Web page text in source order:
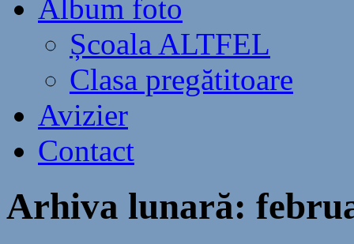
Album foto
Școala ALTFEL
Clasa pregătitoare
Avizier
Contact
Arhiva lunară: